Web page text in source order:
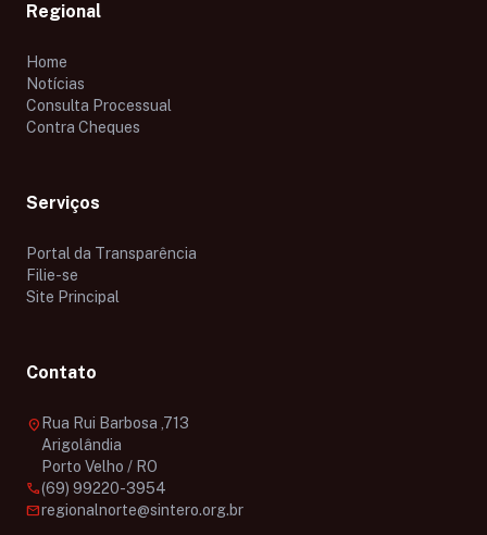
Regional
Home
Notícias
Consulta Processual
Contra Cheques
Serviços
Portal da Transparência
Filie-se
Site Principal
Contato
location_on Rua Rui Barbosa ,713
Arigolândia
Porto Velho / RO
call(69) 99220-3954
mailregionalnorte@sintero.org.br